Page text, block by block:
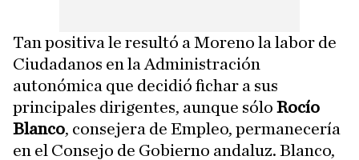
Tan positiva le resultó a Moreno la labor de
Ciudadanos en la Administración
autonómica que decidió fichar a sus
principales dirigentes, aunque sólo Rocío
Blanco, consejera de Empleo, permanecería
en el Consejo de Gobierno andaluz. Blanco,